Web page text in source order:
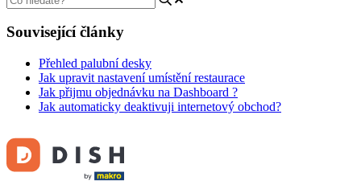
Související články
Přehled palubní desky
Jak upravit nastavení umístění restaurace
Jak přijmu objednávku na Dashboard ?
Jak automaticky deaktivuji internetový obchod?